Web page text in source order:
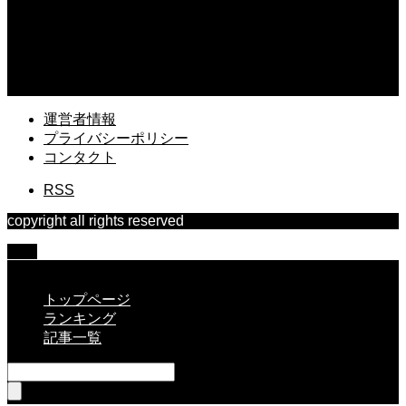
運営者情報
プライバシーポリシー
コンタクト
RSS
copyright all rights reserved
トップページ
ランキング
記事一覧